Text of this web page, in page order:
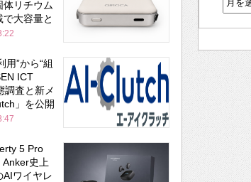
リチウム
大容量と
用”から“組
ICT
調査と新メ
」を公開
5 Pro
史上
AIワイヤレ